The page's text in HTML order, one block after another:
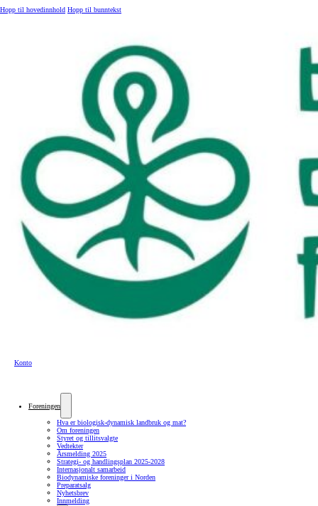
Hopp til hovedinnhold Hopp til bunntekst
Konto
Foreningen
Hva er biologisk-dynamisk landbruk og mat?
Om foreningen
Styret og tillitsvalgte
Vedtekter
Årsmelding 2025
Strategi- og handlingsplan 2025-2028
Internasjonalt samarbeid
Biodynamiske foreninger i Norden
Preparatsalg
Nyhetsbrev
Innmelding